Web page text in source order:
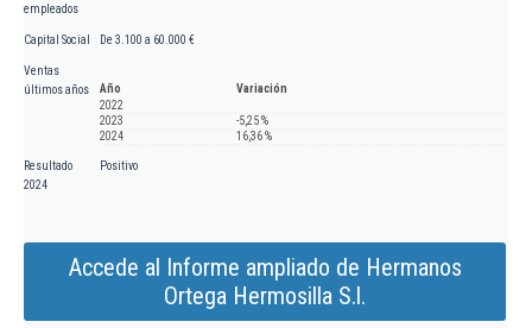
empleados
Capital Social De 3.100 a 60.000 €
Ventas
últimos años
Año
Variación
2022
2023
-5,25 %
2024
16,36 %
Resultado
2024
Positivo
Accede al Informe ampliado de Hermanos
Ortega Hermosilla S.l.